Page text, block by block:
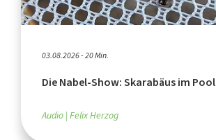
03.08.2026 - 20 Min.
Die Nabel-Show: Skarabäus im Pool
Audio Felix Herzog